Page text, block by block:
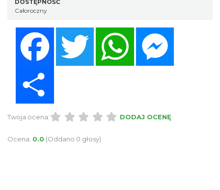
DOSTĘPNOŚĆ
Całoroczny
Twitter WhatsApp
Twoja ocena: DODAJ OCENĘ
Ocena: 0.0 (Oddano 0 głosy)